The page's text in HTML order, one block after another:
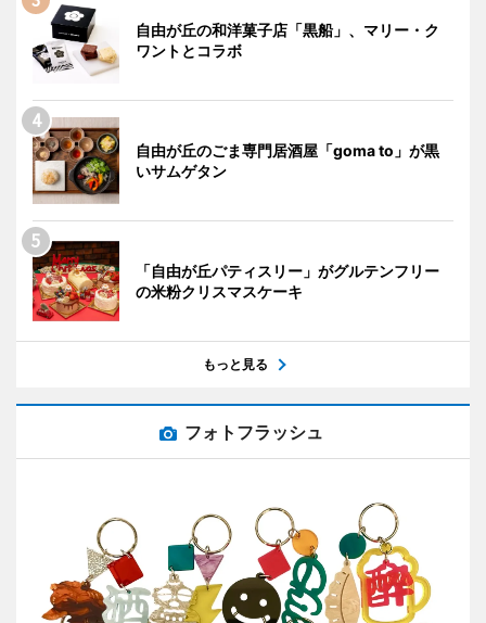
自由が丘の和洋菓子店「黒船」、マリー・ク
ワントとコラボ
自由が丘のごま専門居酒屋「goma to」が黒
いサムゲタン
「自由が丘パティスリー」がグルテンフリー
の米粉クリスマスケーキ
もっと見る
フォトフラッシュ